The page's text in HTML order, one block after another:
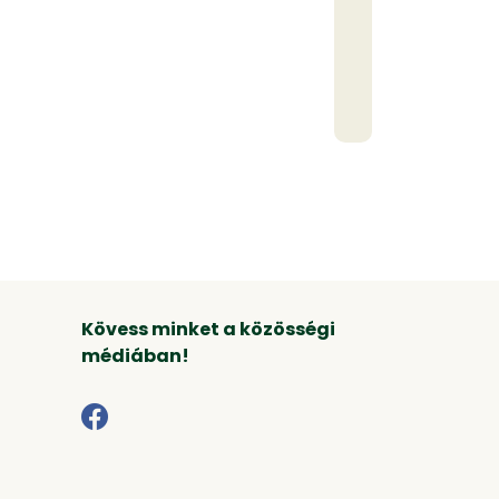
Kövess minket a közösségi
médiában!